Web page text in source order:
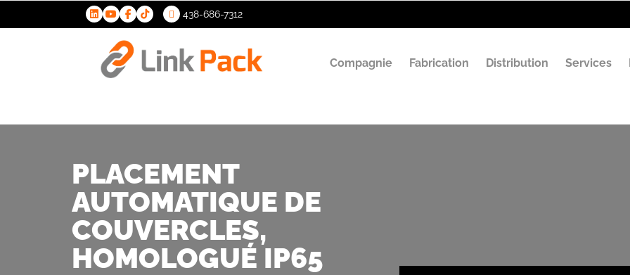
438-686-7312
>
Compagnie Fabrication Distribution Services
PLACEMENT
AUTOMATIQUE DE
COUVERCLES,
HOMOLOGUÉ IP65